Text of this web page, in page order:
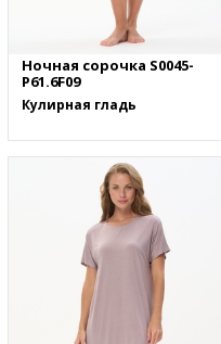
Ночная сорочка S0045-
P61.6F09
Кулирная гладь